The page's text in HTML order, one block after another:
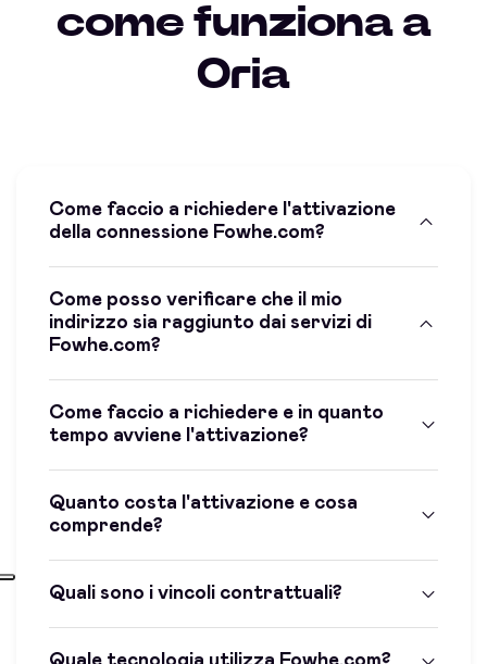
come funziona a
Oria
Come faccio a richiedere l'attivazione
della connessione Fowhe.com?
Come posso verificare che il mio
indirizzo sia raggiunto dai servizi di
Fowhe.com?
Come faccio a richiedere e in quanto
tempo avviene l'attivazione?
Quanto costa l'attivazione e cosa
comprende?
Quali sono i vincoli contrattuali?